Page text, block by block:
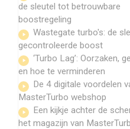
de sleutel tot betrouwbare
boostregeling
Wastegate turbo's: de
gecontroleerde boost
‘Turbo Lag’: Oorzaken,
en hoe te verminderen
De 4 digitale voordelen
MasterTurbo webshop
Een kijkje achter de
het magazijn van